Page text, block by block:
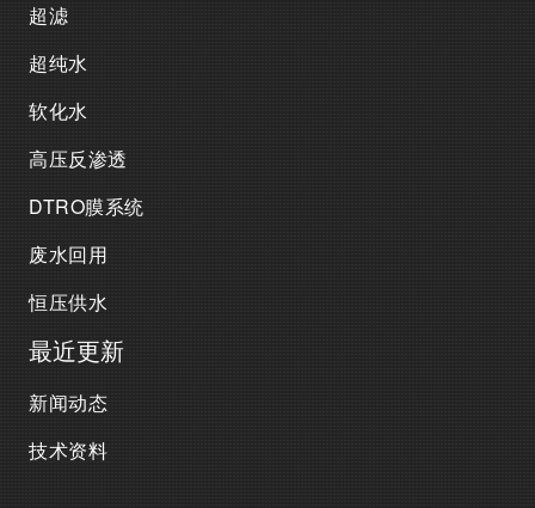
超滤
超纯水
软化水
高压反渗透
DTRO膜系统
废水回用
恒压供水
最近更新
新闻动态
技术资料